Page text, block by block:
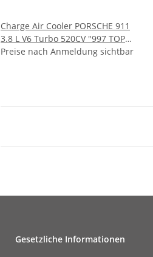
Charge Air Cooler PORSCHE 911
3.8 L V6 Turbo 520CV "997 TOP
FL" (RIGHT)
Preise nach Anmeldung sichtbar
Gesetzliche Informationen